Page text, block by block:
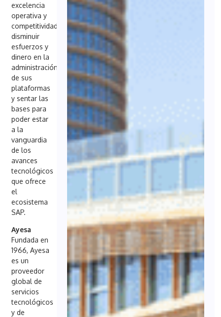
excelencia
operativa y
competitividad,
disminuir
esfuerzos y
dinero en la
administración
de sus
plataformas
y sentar las
bases para
poder estar
a la
vanguardia
de los
avances
tecnológicos
que ofrece
el
ecosistema
SAP.
Ayesa
Fundada en
1966, Ayesa
es un
proveedor
global de
servicios
tecnológicos
y de